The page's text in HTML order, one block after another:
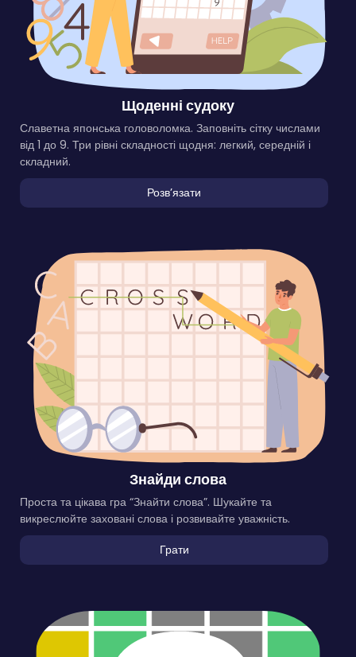
Щоденні судоку
Славетна японська головоломка. Заповніть сітку числами
від 1 до 9. Три рівні складності щодня: легкий, середній і
складний.
Розвʼязати
Знайди слова
Проста та цікава гра “Знайти слова”. Шукайте та
викреслюйте заховані слова і розвивайте уважність.
Грати